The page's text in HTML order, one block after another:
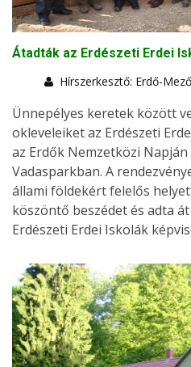
Átadták az Erdészeti Erdei
Hírszerkesztő: Erdő-
Ünnepélyes keretek között
okleveleiket az Erdészeti
az Erdők Nemzetközi Napján
Vadasparkban. A
állami földekért felelős
köszöntő beszédet és adta
Erdészeti Erdei Iskolák